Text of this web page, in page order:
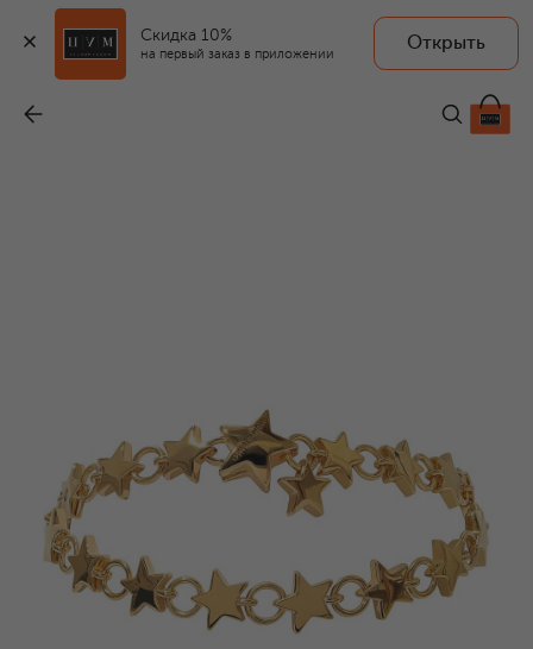
Скидка 10%
на первый заказ в приложении
Открыть